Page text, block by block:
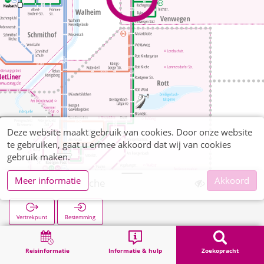
Reisinformatie Informatie & hulp Zoekopracht
Venwegen Kirche
Vertrekpunt Bestemming
Zoekopracht
Deze website maakt gebruik van cookies. Door onze website
te gebruiken, gaat u ermee akkoord dat wij van cookies
gebruik maken.
Meer informatie
Akkoord